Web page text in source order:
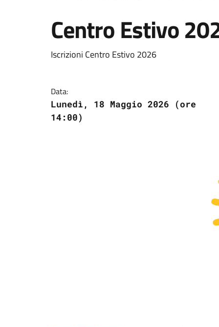
Centro Estivo
Iscrizioni Centro Estivo 2026
Data:
Lunedì, 18 Maggio 2026 (ore
14:00)